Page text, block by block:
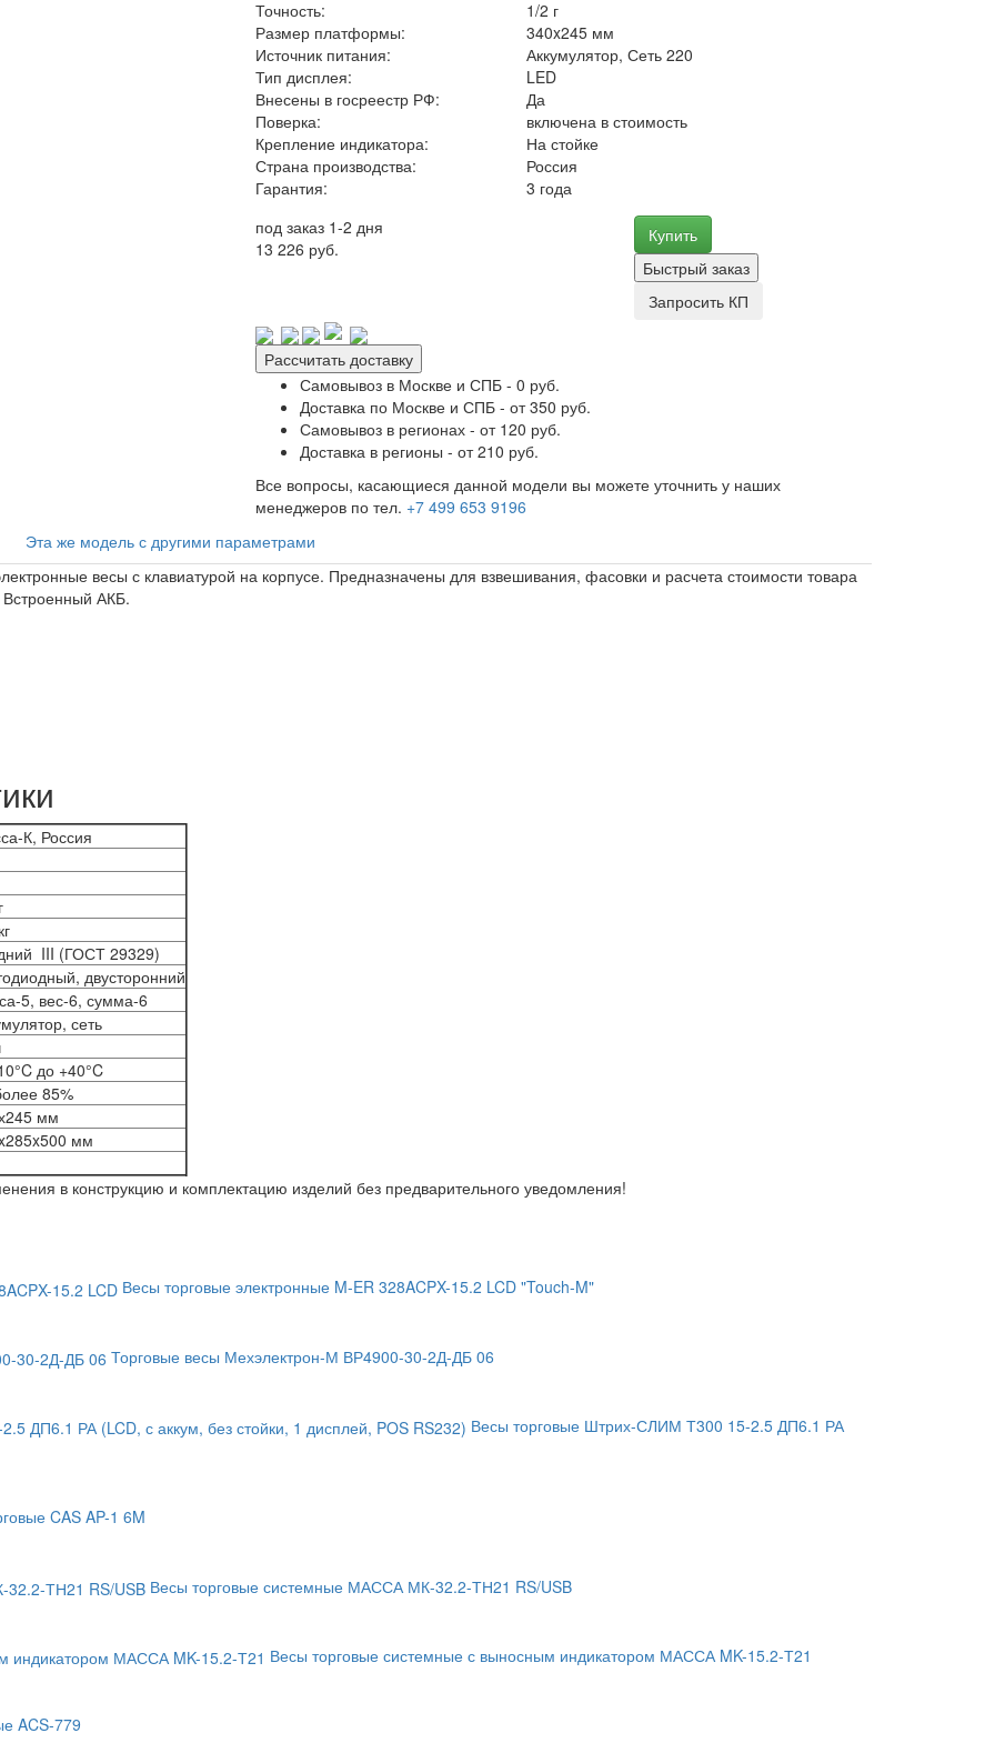
Точность:
1/2 г
Размер платформы:
340x245 мм
Источник питания:
Аккумулятор, Сеть 220
Тип дисплея:
LED
Внесены в госреестр РФ:
Да
Поверка:
включена в стоимость
Крепление индикатора:
На стойке
Страна производства:
Россия
Гарантия:
3 года
под заказ 1-2 дня
13 226 руб.
Купить
Быстрый заказ
Запросить КП
Рассчитать доставку
Самовывоз в Москве и СПБ - 0 руб.
Доставка по Москве и СПБ - от 350 руб.
Самовывоз в регионах - от 120 руб.
Доставка в регионы - от 210 руб.
Все вопросы, касающиеся данной модели вы можете уточнить у наших
менеджеров по тел. +7 499 653 9196
Эта же модель с другими параметрами
весы с клавиатурой на корпусе. Предназначены для взвешивания, фасовки и расчета стоимости товара
Встроенный АКБ.
К, Россия
III (ГОСТ 29329)
двусторонний
5, вес-6, сумма-6
сеть
до +40°C
85%
мм
мм
в конструкцию и комплектацию изделий без предварительного уведомления!
Весы торговые электронные M-ER 328ACPX-15.2 LCD "Touch-M"
Торговые весы Мехэлектрон-М ВР4900-30-2Д-ДБ 06
Весы торговые Штрих-СЛИМ Т300 15-2.5 ДП6.1 РА
CAS AP-1 6M
Весы торговые системные МАССА МК-32.2-ТН21 RS/USB
Весы торговые системные с выносным индикатором МАССА MK-15.2-Т21
ACS-779